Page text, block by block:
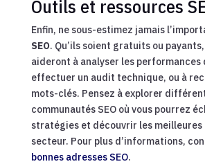
Outils et ressources
Enfin, ne sous-estimez jamais
SEO. Qu’ils soient gratuits ou
aideront à analyser les performances
effectuer un audit technique, ou à
mots-clés. Pensez à explorer
communautés SEO où vous pourrez
stratégies et découvrir les meilleures
secteur. Pour plus d’informations,
bonnes adresses SEO.